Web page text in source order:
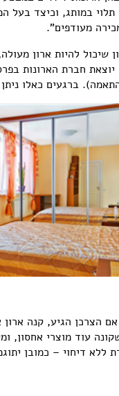
במותג, וכיצד בעל
מעודפים".
שיכול להיות ארון
חברת הארונות
ברגעים כאלו ניתן
הצרכן הגיע, קנה
עוד מוצרי אחסון,
דיחוי – כמובן